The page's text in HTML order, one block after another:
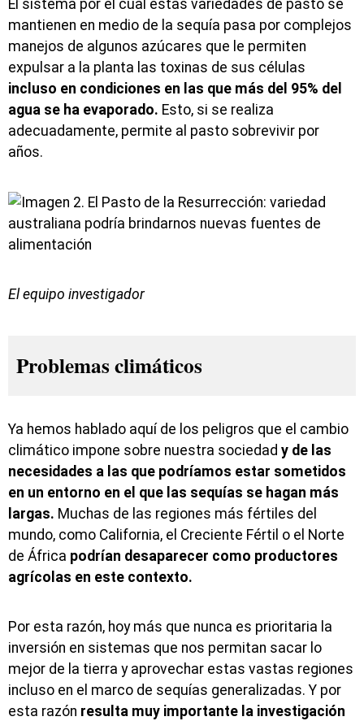
El sistema por el cual estas variedades de pasto se
mantienen en medio de la sequía pasa por complejos
manejos de algunos azúcares que le permiten
expulsar a la planta las toxinas de sus células
incluso en condiciones en las que más del 95% del
agua se ha evaporado. Esto, si se realiza
adecuadamente, permite al pasto sobrevivir por
años.
El equipo investigador
Problemas climáticos
Ya hemos hablado aquí de los peligros que el cambio
climático impone sobre nuestra sociedad y de las
necesidades a las que podríamos estar sometidos
en un entorno en el que las sequías se hagan más
largas. Muchas de las regiones más fértiles del
mundo, como California, el Creciente Fértil o el Norte
de África podrían desaparecer como productores
agrícolas en este contexto.
Por esta razón, hoy más que nunca es prioritaria la
inversión en sistemas que nos permitan sacar lo
mejor de la tierra y aprovechar estas vastas regiones
incluso en el marco de sequías generalizadas. Y por
esta razón resulta muy importante la investigación